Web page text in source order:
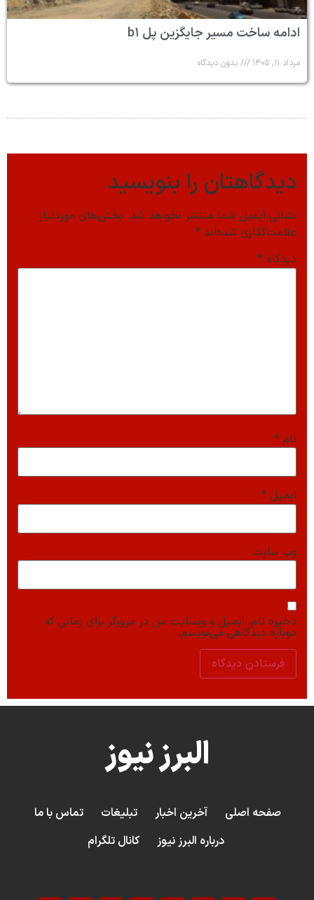
ادامه ساخت مسیر جایگزین پل b۱
مرداد ۱۱, ۱۴۰۵ بدون دیدگاه
دیدگاهتان را بنویسید
نشانی ایمیل شما منتشر نخواهد شد. بخش‌های موردنیاز
علامت‌گذاری شده‌اند *
دیدگاه *
نام *
ایمیل *
وب‌ سایت
ذخیره نام، ایمیل و وبسایت من در مرورگر برای زمانی که
دوباره دیدگاهی می‌نویسم.
البرز نیوز
صفحه اصلی آخرین اخبار تبلیغات
تماس با ما
درباره البرز نیوز
کانال تلگرام